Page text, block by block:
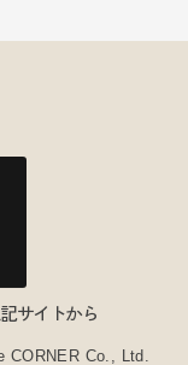
サイトから
CORNER Co., Ltd.